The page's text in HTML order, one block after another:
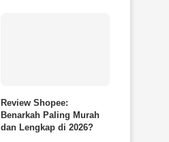
Review Shopee:
Benarkah Paling Murah
dan Lengkap di 2026?